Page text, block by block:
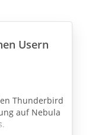
Usern
Thunderbird
auf Nebula